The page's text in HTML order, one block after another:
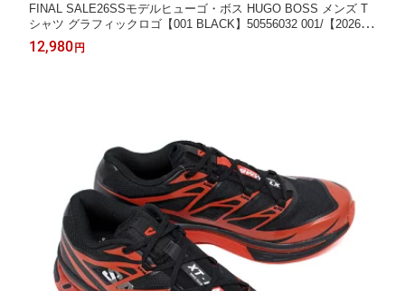
FINAL SALE26SSモデルヒューゴ・ボス HUGO BOSS メンズ T
シャツ グラフィックロゴ【001 BLACK】50556032 001/【2026S
S】m-tops
12,980円